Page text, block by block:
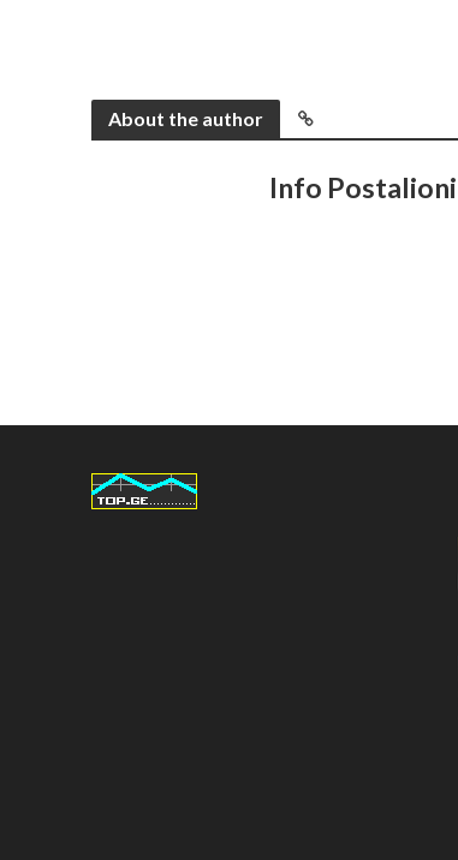
About the author
Info Postalioni